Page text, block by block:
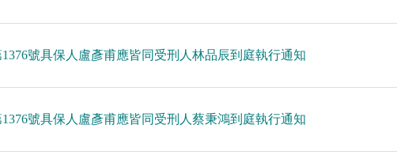
號具保人盧彥甫應皆同受刑人林品辰到庭執行通知
號具保人盧彥甫應皆同受刑人蔡秉鴻到庭執行通知